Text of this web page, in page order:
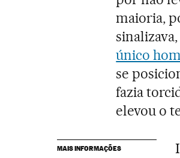
maioria,
único
se
fazia
elevou o
MAIS INFORMAÇÕES